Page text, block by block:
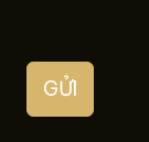
GỬI